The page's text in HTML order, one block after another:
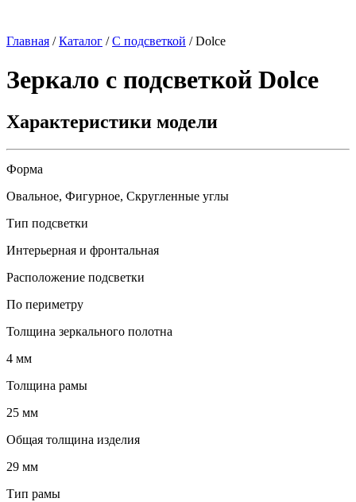
Главная /Каталог /С подсветкой /Dolce
Зеркало с подсветкой Dolce
Характеристики модели
Форма
Овальное, Фигурное, Скругленные углы
Тип подсветки
Интерьерная и фронтальная
Расположение подсветки
По периметру
Толщина зеркального полотна
4 мм
Толщина рамы
25 мм
Общая толщина изделия
29 мм
Тип рамы